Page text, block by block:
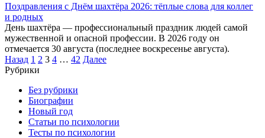
Поздравления с Днём шахтёра 2026: тёплые слова для коллег
и родных
День шахтёра — профессиональный праздник людей самой
мужественной и опасной профессии. В 2026 году он
отмечается 30 августа (последнее воскресенье августа).
Пагинация
записей
Назад 1 2 3 4 … 42 Далее
Рубрики
Без рубрики
Биографии
Новый год
Статьи по психологии
Тесты по психологии